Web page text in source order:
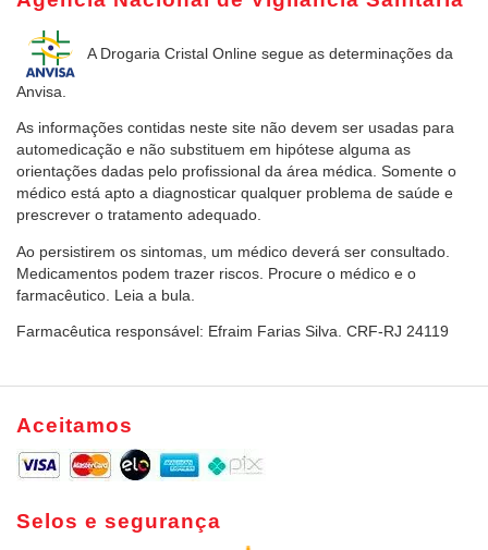
A Drogaria Cristal Online segue as determinações da
Anvisa.
As informações contidas neste site não devem ser usadas para
automedicação e não substituem em hipótese alguma as
orientações dadas pelo profissional da área médica. Somente o
médico está apto a diagnosticar qualquer problema de saúde e
prescrever o tratamento adequado.
Ao persistirem os sintomas, um médico deverá ser consultado.
Medicamentos podem trazer riscos. Procure o médico e o
farmacêutico. Leia a bula.
Farmacêutica responsável: Efraim Farias Silva. CRF-RJ 24119
Aceitamos
Selos e segurança